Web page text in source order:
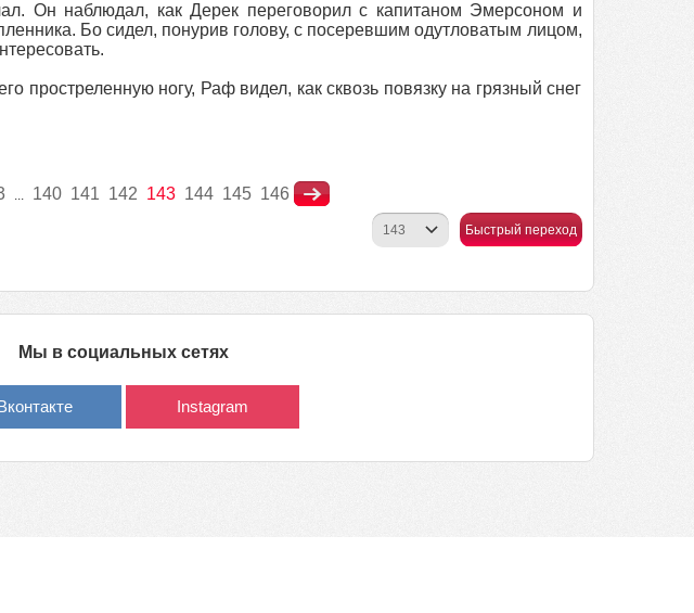
Он наблюдал, как Дерек переговорил с капитаном Эмерсоном и
Бо сидел, понурив голову, с посеревшим одутловатым лицом,
простреленную ногу, Раф видел, как сквозь повязку на грязный снег
... 140 141 142 143 144 145 146
Быстрый переход
Мы в социальных сетях
Instagram